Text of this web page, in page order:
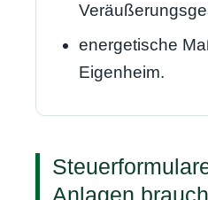
energetische
Eigenheim.